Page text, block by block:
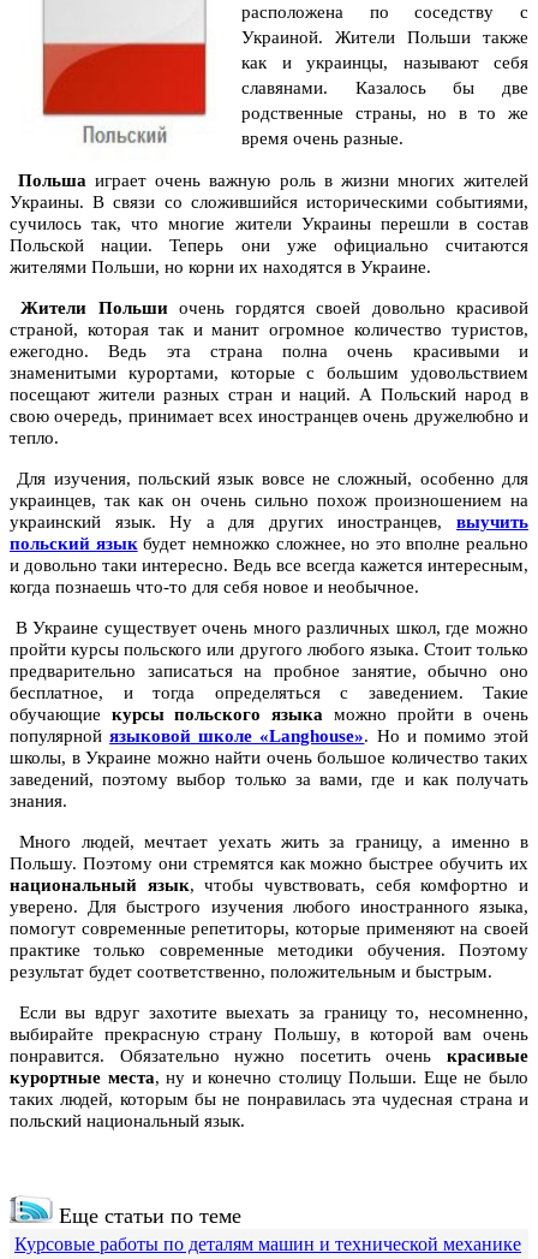
расположена по соседству с
Украиной. Жители Польши также
как и украинцы, называют себя
славянами. Казалось бы две
родственные страны, но в то же
время очень разные.
Польша играет очень важную роль в жизни многих жителей
Украины. В связи со сложившийся историческими событиями,
сучилось так, что многие жители Украины перешли в состав
Польской нации. Теперь они уже официально считаются
жителями Польши, но корни их находятся в Украине.
Жители Польшиочень гордятся своей довольно красивой
страной, которая так и манит огромное количество туристов,
ежегодно. Ведь эта страна полна очень красивыми и
знаменитыми курортами, которые с большим удовольствием
посещают жители разных стран и наций. А Польский народ в
свою очередь, принимает всех иностранцев очень дружелюбно и
тепло.
Для изучения, польский язык вовсе не сложный, особенно для
украинцев, так как он очень сильно похож произношением на
украинский язык. Ну а для других иностранцев, выучить
польский язык будет немножко сложнее, но это вполне реально
и довольно таки интересно. Ведь все всегда кажется интересным,
когда познаешь что-то для себя новое и необычное.
В Украине существует очень много различных школ, где можно
пройти курсы польского или другого любого языка. Стоит только
предварительно записаться на пробное занятие, обычно оно
бесплатное, и тогда определяться с заведением. Такие
обучающие курсы польского языка можно пройти в очень
популярнойязыковой школе «Langhouse». Но и помимо этой
школы, в Украине можно найти очень большое количество таких
заведений, поэтому выбор только за вами, где и как получать
знания.
Много людей, мечтает уехать жить за границу, а именно в
Польшу. Поэтому они стремятся как можно быстрее обучить их
национальный язык, чтобы чувствовать, себя комфортно и
уверено. Для быстрого изучения любого иностранного языка,
помогут современные репетиторы, которые применяют на своей
практике только современные методики обучения. Поэтому
результат будет соответственно, положительным и быстрым.
Если вы вдруг захотите выехать за границу то, несомненно,
выбирайте прекрасную страну Польшу, в которой вам очень
понравится. Обязательно нужно посетить очень красивые
курортные места, ну и конечно столицу Польши. Еще не было
таких людей, которым бы не понравилась эта чудесная страна и
польский национальный язык.
Еще статьи по теме
Курсовые работы по деталям машин и технической механике